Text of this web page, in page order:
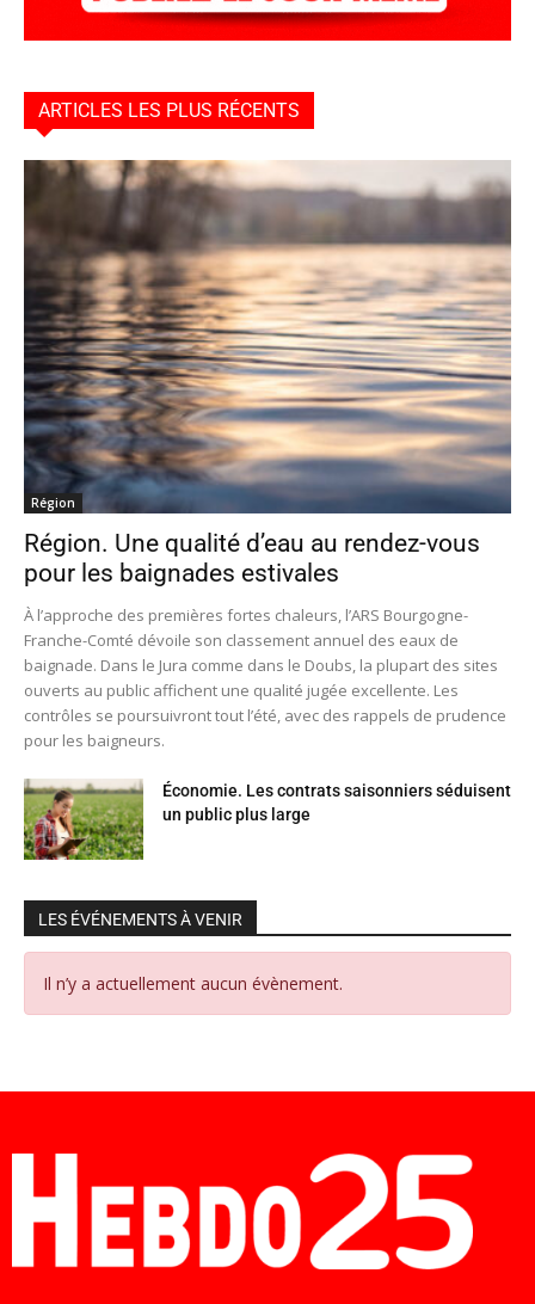
ARTICLES LES PLUS RÉCENTS
Région
Région. Une qualité d’eau au rendez-vous
pour les baignades estivales
À l’approche des premières fortes chaleurs, l’ARS Bourgogne-
Franche-Comté dévoile son classement annuel des eaux de
baignade. Dans le Jura comme dans le Doubs, la plupart des sites
ouverts au public affichent une qualité jugée excellente. Les
contrôles se poursuivront tout l’été, avec des rappels de prudence
pour les baigneurs.
Économie. Les contrats saisonniers séduisent
un public plus large
LES ÉVÉNEMENTS À VENIR
Il n’y a actuellement aucun évènement.